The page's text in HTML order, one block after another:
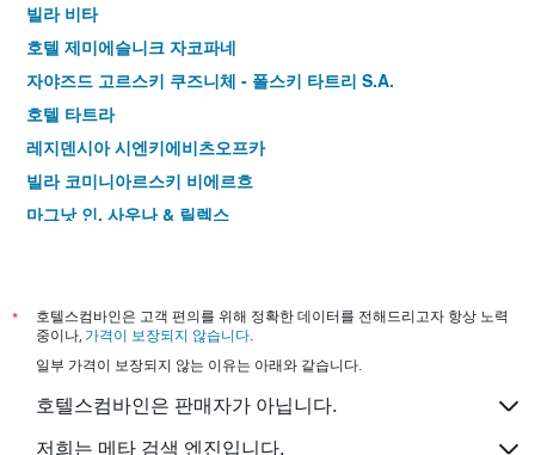
빌라 비타
호텔 제미에슬니크 자코파네
자야즈드 고르스키 쿠즈니체 - 폴스키 타트리 S.A.
호텔 타트라
레지덴시아 시엔키에비츠오프카
빌라 코미니아르스키 비에르흐
마그낫 인, 사우나 & 릴렉스
스므레코와 폴라나 리조트 & 스파
호텔 무로바니차
콤플렉스 안탈로프카 테르미 & 메드 – 폴스키 타트리 S.A.
*
호텔스컴바인은 고객 편의를 위해 정확한 데이터를 전해드리고자 항상 노력
중이나, 가격이 보장되지 않습니다.
일부 가격이 보장되지 않는 이유는 아래와 같습니다.
호텔스컴바인은 판매자가 아닙니다.
저희는 메타 검색 엔진입니다.